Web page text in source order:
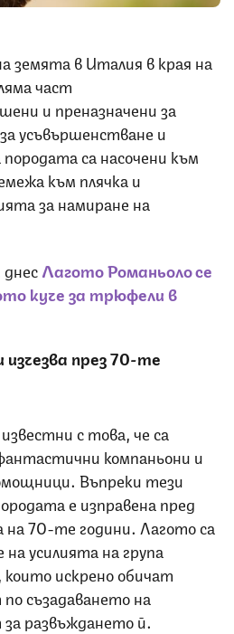
земята в Италия в края на
част
и преназначени за
усъвършенстване и
са насочени към
към плячка и
за намиране на
Лагото Романьоло се
куче за трюфели в
през 70-те
с това, че са
компаньони и
Въпреки тези
е изправена пред
на 70-те години. Лагото са
на усилията на група
които искрено обичат
съзадаването на
развъждането й.